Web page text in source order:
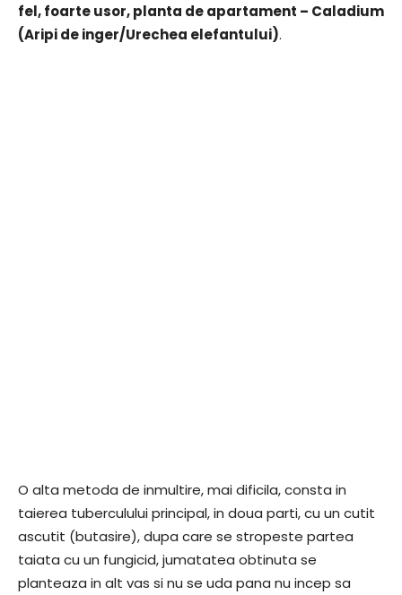
fel, foarte usor, planta de apartament – Caladium
(Aripi de inger/Urechea elefantului).
O alta metoda de inmultire, mai dificila, consta in
taierea tuberculului principal, in doua parti, cu un cutit
ascutit (butasire), dupa care se stropeste partea
taiata cu un fungicid, jumatatea obtinuta se
planteaza in alt vas si nu se uda pana nu incep sa